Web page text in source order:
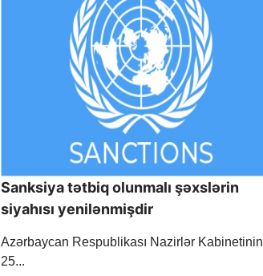
Sanksiya tətbiq olunmalı şəxslərin
siyahısı yenilənmişdir
Azərbaycan Respublikası Nazirlər Kabinetinin
25...